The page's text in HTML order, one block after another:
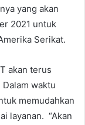
yang akan
2021 untuk
Serikat.
akan terus
waktu
memudahkan
layanan. “Akan